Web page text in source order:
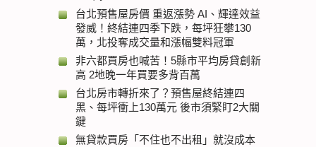
台北預售屋房價 重返漲勢 AI、輝達效益
發威！終結連四季下跌，每坪狂攀130
萬，北投奪成交量和漲幅雙料冠軍
非六都買房也喊苦！5縣市平均房貸創新
高 2地晚一年買要多背百萬
台北房市轉折來了？預售屋終結連四
黑、每坪衝上130萬元 後市須緊盯2大關
鍵
無貸款買房「不住也不出租」就沒成本